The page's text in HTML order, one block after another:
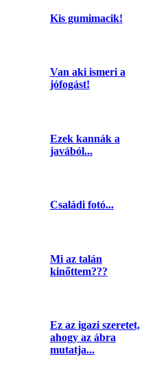
Kis gumimacik!
Van aki ismeri a
jófogást!
Ezek kannák a
javából...
Családi fotó...
Mi az talán
kinőttem???
Ez az igazi szeretet,
ahogy az ábra
mutatja...